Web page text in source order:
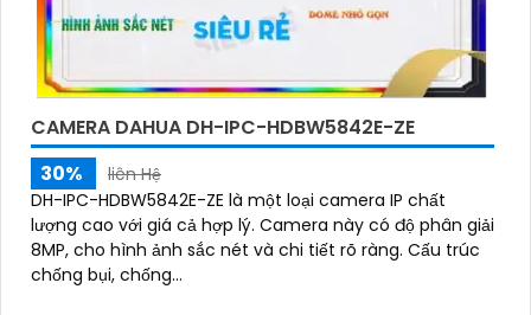
CAMERA DAHUA DH-IPC-HDBW5842E-ZE
30%
liên Hệ
DH-IPC-HDBW5842E-ZE là một loại camera IP chất
lượng cao với giá cả hợp lý. Camera này có độ phân giải
8MP, cho hình ảnh sắc nét và chi tiết rõ ràng. Cấu trúc
chống bụi, chống...